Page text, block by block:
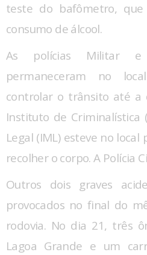
teste do bafômetro,
consumo de álcool.
As polícias Militar e
permaneceram no
controlar o trânsito até a
Instituto de Criminalística
Legal (IML) esteve no
recolher o corpo. A Polícia
Outros dois graves
provocados no final do
rodovia. No dia 21, três
Lagoa Grande e um